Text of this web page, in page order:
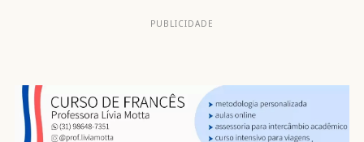
PUBLICIDADE